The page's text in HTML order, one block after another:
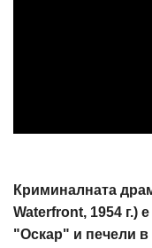
Криминалната
Waterfront, 1954 г.)
"Оскар" и печели в